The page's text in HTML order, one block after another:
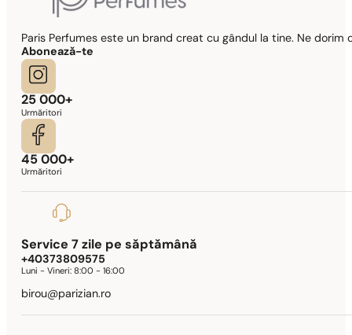
Paris Perfumes este un brand creat cu gândul la tine. Ne
Abonează-te
25 000+
Urmăritori
45 000+
Urmăritori
Service 7 zile pe săptămână
+40373809575
Luni - Vineri:8:00 - 16:00
birou@parizian.ro